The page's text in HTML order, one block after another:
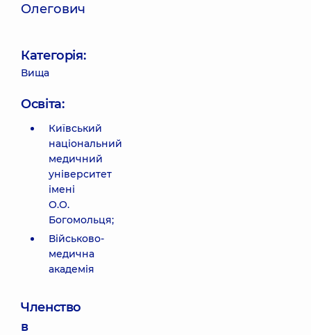
Олегович
Категорія:
Вища
Освіта:
Київський
національний
медичний
університет
імені
О.О.
Богомольця;
Військово-
медична
академія
Членство
в